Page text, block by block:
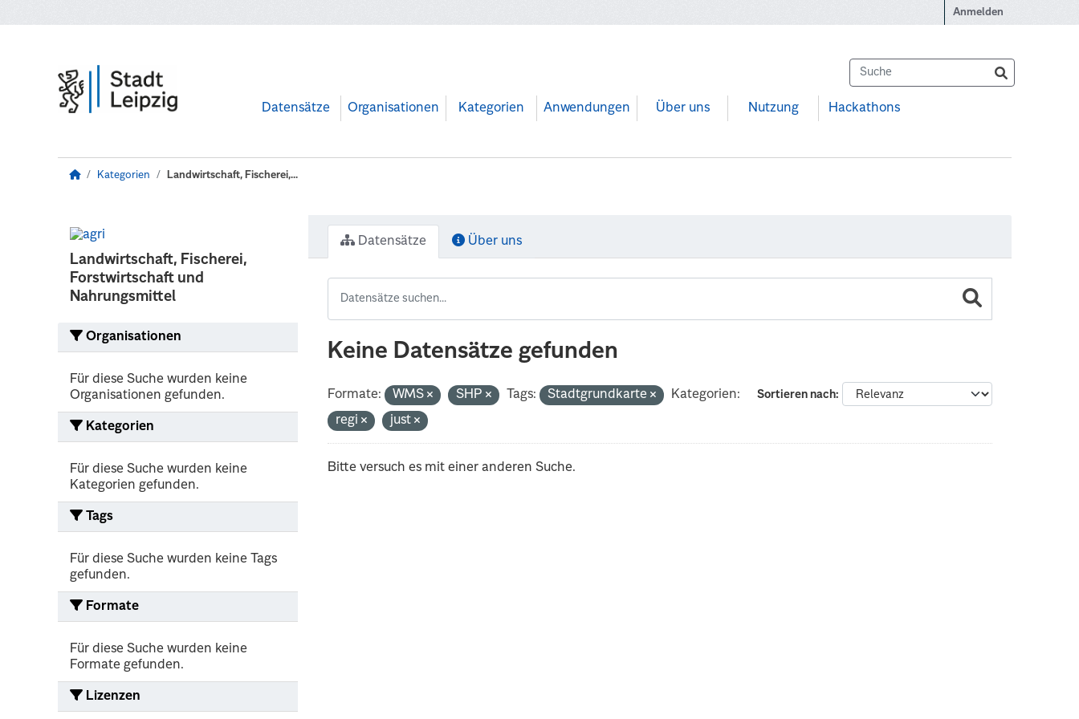
Anmelden
Datensätze Organisationen Kategorien Anwendungen Über uns Nutzung Hackathons
Kategorien Landwirtschaft, Fischerei,...
Landwirtschaft, Fischerei,
Forstwirtschaft und
Nahrungsmittel
Organisationen
Für diese Suche wurden keine
Organisationen gefunden.
Kategorien
Für diese Suche wurden keine
Kategorien gefunden.
Tags
Für diese Suche wurden keine Tags
gefunden.
Formate
Für diese Suche wurden keine
Formate gefunden.
Lizenzen
Datensätze Über uns
Keine Datensätze gefunden
Sortieren nach
Formate: WMS SHP Tags: Stadtgrundkarte
Kategorien:
regi
just
Bitte versuch es mit einer anderen Suche.